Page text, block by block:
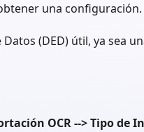
una configuración.
(DED) útil, ya sea
OCR --> Tipo de